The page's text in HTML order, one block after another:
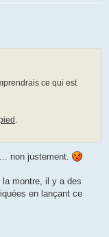
ce qui est
.
non justement.
montre, il y a des
en lançant ce